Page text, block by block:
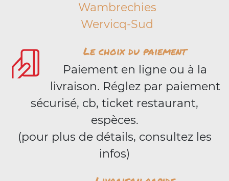
Wambrechies
Wervicq-Sud
Le choix du paiement
Paiement en ligne ou à la
livraison. Réglez par paiement
sécurisé, cb, ticket restaurant,
espèces.
(pour plus de détails, consultez les
infos)